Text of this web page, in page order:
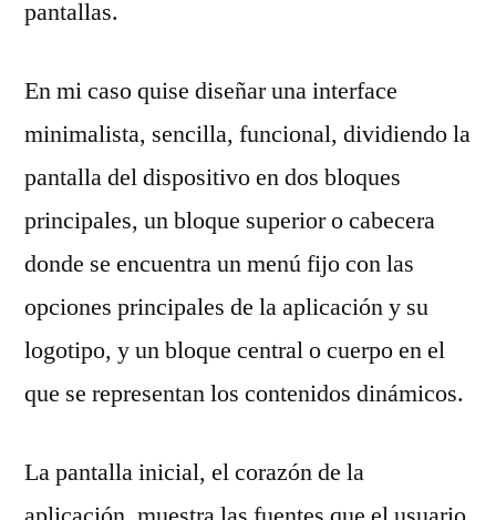
pantallas.
En mi caso quise diseñar una interface
minimalista, sencilla, funcional, dividiendo la
pantalla del dispositivo en dos bloques
principales, un bloque superior o cabecera
donde se encuentra un menú fijo con las
opciones principales de la aplicación y su
logotipo, y un bloque central o cuerpo en el
que se representan los contenidos dinámicos.
La pantalla inicial, el corazón de la